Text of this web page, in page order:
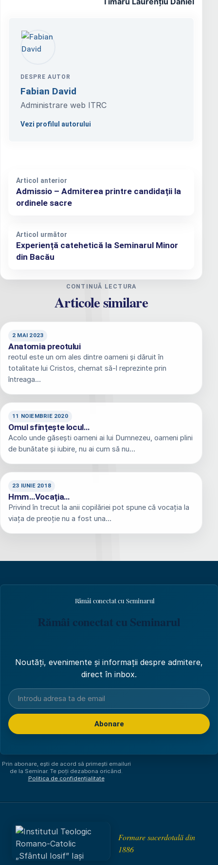
DESPRE AUTOR
Fabian David
Administrare web ITRC
Vezi profilul autorului
Articol anterior
Admissio – Admiterea printre candidații la
ordinele sacre
Articol următor
Experiență catehetică la Seminarul Minor
din Bacău
CONTINUĂ LECTURA
Articole similare
2 MAI 2023
Anatomia preotului
reotul este un om ales dintre oameni și dăruit în
totalitate lui Cristos, chemat să-l reprezinte prin
întreaga…
11 NOIEMBRIE 2020
Omul sfințește locul…
Acolo unde găsești oameni ai lui Dumnezeu, oameni plini
de bunătate și iubire, nu ai cum să nu…
23 IUNIE 2018
Hmm…Vocația…
Privind în trecut la anii copilăriei pot spune că vocația la
viața de preoție nu a fost una…
Rămâi conectat cu Seminarul
Rămâi conectat cu Seminarul
Noutăți, evenimente și informații despre admitere,
direct în inbox.
Abonare
Am citit și sunt de acord cu politica de confidențialitate
Prin abonare, ești de acord să primești emailuri
de la Seminar. Te poți dezabona oricând.
Politica de confidențialitate
Formare sacerdotală din
1886